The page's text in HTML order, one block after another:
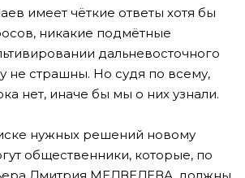
имеет чёткие ответы хотя бы
никакие подмётные
дальневосточного
не страшны. Но судя по всему,
нет, иначе бы мы о них узнали.
нужных решений новому
общественники, которые, по